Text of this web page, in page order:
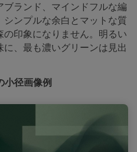
ランド、マインドフルな編
ンプルな余白とマットな質
印象になりません。明るい
、最も濃いグリーンは見出
小径画像例